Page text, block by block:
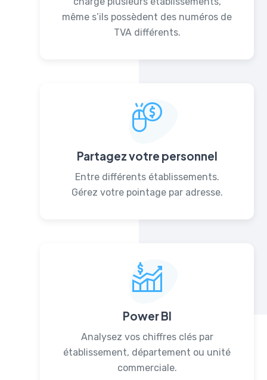
même s’ils possèdent des numéros de
TVA différents.
Partagez votre personnel
Entre différents établissements.
Gérez votre pointage par adresse.
Power BI
Analysez vos chiffres clés par
établissement, département ou unité
commerciale.